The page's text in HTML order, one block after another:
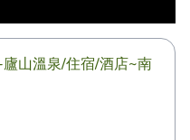
山溫泉/住宿/酒店~南